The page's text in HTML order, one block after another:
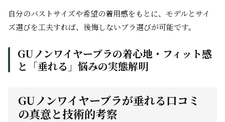
自分のバストサイズや希望の着用感をもとに、モデルとサイ
ズ選びを工夫すれば、後悔しないブラ選びが可能です。
GUノンワイヤーブラの着心地・フィット感
と「垂れる」悩みの実態解明
GUノンワイヤーブラが垂れる口コミ
の真意と技術的考察